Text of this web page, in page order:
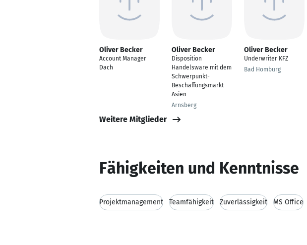
Oliver Becker
Account Manager
Dach
Oliver Becker
Disposition
Handelsware mit dem
Schwerpunkt-
Beschaffungsmarkt
Asien
Arnsberg
Oliver Becker
Underwriter KFZ
Bad Homburg
Weitere Mitglieder
Fähigkeiten und Kenntnisse
Projektmanagement Teamfähigkeit Zuverlässigkeit MS Office